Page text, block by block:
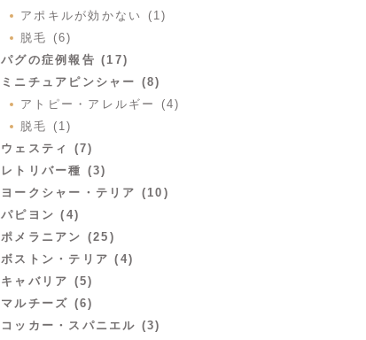
アポキルが効かない (1)
脱毛 (6)
パグの症例報告 (17)
ミニチュアピンシャー (8)
アトピー・アレルギー (4)
脱毛 (1)
ウェスティ (7)
レトリバー種 (3)
ヨークシャー・テリア (10)
パピヨン (4)
ポメラニアン (25)
ボストン・テリア (4)
キャバリア (5)
マルチーズ (6)
コッカー・スパニエル (3)